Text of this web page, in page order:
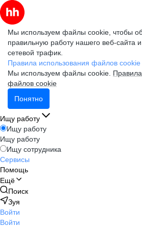
Мы используем файлы cookie, чтобы
правильную работу нашего веб-сайта
сетевой трафик.
Правила использования файлов cookie
Мы используем файлы cookie.
файлов cookie
Понятно
Ищу работу
Ищу работу
Ищу работу
Ищу сотрудника
Сервисы
Помощь
Ещё
Поиск
Зуя
Войти
Войти